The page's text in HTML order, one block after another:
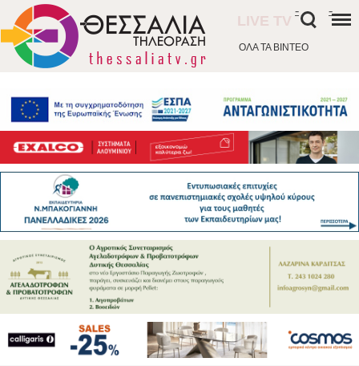
ΟΛΑ ΤΑ ΒΙΝΤΕΟ
LIVE TV
- -